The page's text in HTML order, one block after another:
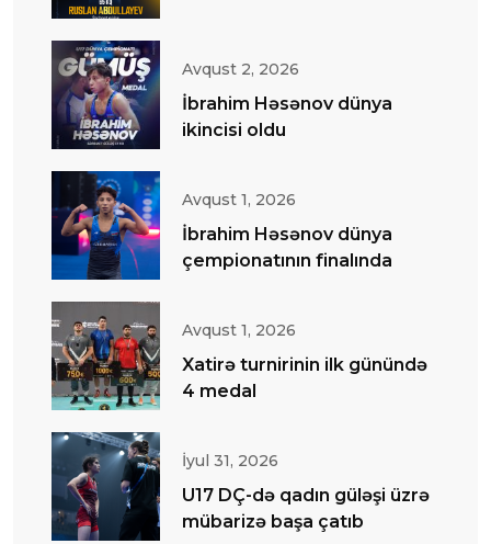
Avqust 2, 2026
İbrahim Həsənov dünya
ikincisi oldu
Avqust 1, 2026
İbrahim Həsənov dünya
çempionatının finalında
Avqust 1, 2026
Xatirə turnirinin ilk günündə
4 medal
İyul 31, 2026
U17 DÇ-də qadın güləşi üzrə
mübarizə başa çatıb